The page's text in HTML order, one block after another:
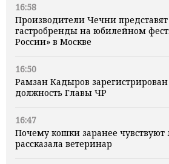
16:58
Производители Чечни
гастробренды на юбилейном
России» в Москве
16:50
Рамзан Кадыров
должность Главы ЧР
16:47
Почему кошки заранее чувствуют
рассказала ветеринар